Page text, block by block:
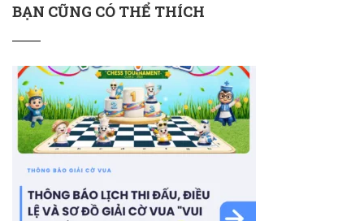
BẠN CŨNG CÓ THỂ THÍCH